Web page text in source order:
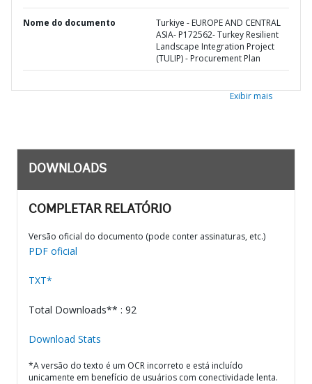
Nome do documento
Turkiye - EUROPE AND CENTRAL
ASIA- P172562- Turkey Resilient
Landscape Integration Project
(TULIP) - Procurement Plan
Exibir mais
DOWNLOADS
COMPLETAR RELATÓRIO
Versão oficial do documento (pode conter assinaturas, etc.)
PDF oficial
TXT*
Total Downloads** : 92
Download Stats
*A versão do texto é um OCR incorreto e está incluído
unicamente em benefício de usuários com conectividade lenta.